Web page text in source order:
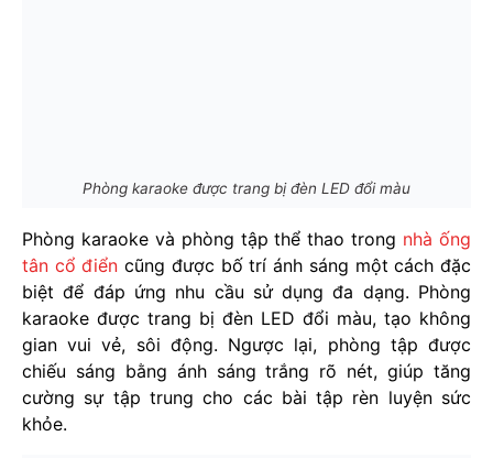
Phòng karaoke được trang bị đèn LED đổi màu
Phòng karaoke và phòng tập thể thao trong nhà ống
tân cổ điển cũng được bố trí ánh sáng một cách đặc
biệt để đáp ứng nhu cầu sử dụng đa dạng. Phòng
karaoke được trang bị đèn LED đổi màu, tạo không
gian vui vẻ, sôi động. Ngược lại, phòng tập được
chiếu sáng bằng ánh sáng trắng rõ nét, giúp tăng
cường sự tập trung cho các bài tập rèn luyện sức
khỏe.